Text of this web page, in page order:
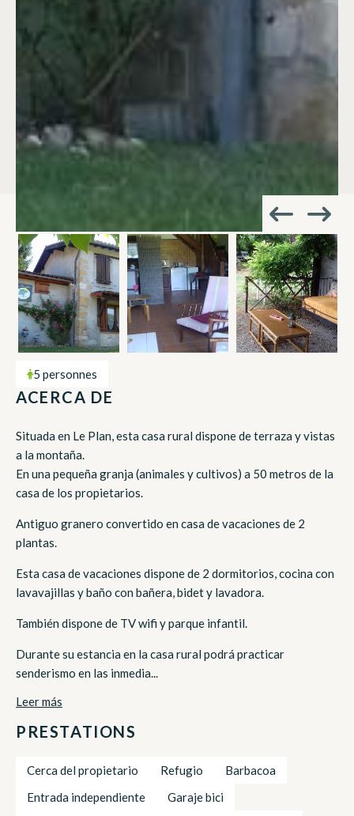
5 personnes
ACERCA DE
Situada en Le Plan, esta casa rural dispone de terraza y vistas
a la montaña.
En una pequeña granja (animales y cultivos) a 50 metros de la
casa de los propietarios.
Antiguo granero convertido en casa de vacaciones de 2
plantas.
Esta casa de vacaciones dispone de 2 dormitorios, cocina con
lavavajillas y baño con bañera, bidet y lavadora.
También dispone de TV wifi y parque infantil.
Durante su estancia en la casa rural podrá practicar
senderismo en las inmedia...
Leer más
PRESTATIONS
Cerca del propietario Refugio
Barbacoa
Entrada independiente
Garaje bici